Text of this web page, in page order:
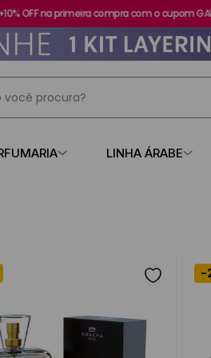
OFF na primeira compra com o cupom GANHE10
você procura?
LINHA ÁRABE
-